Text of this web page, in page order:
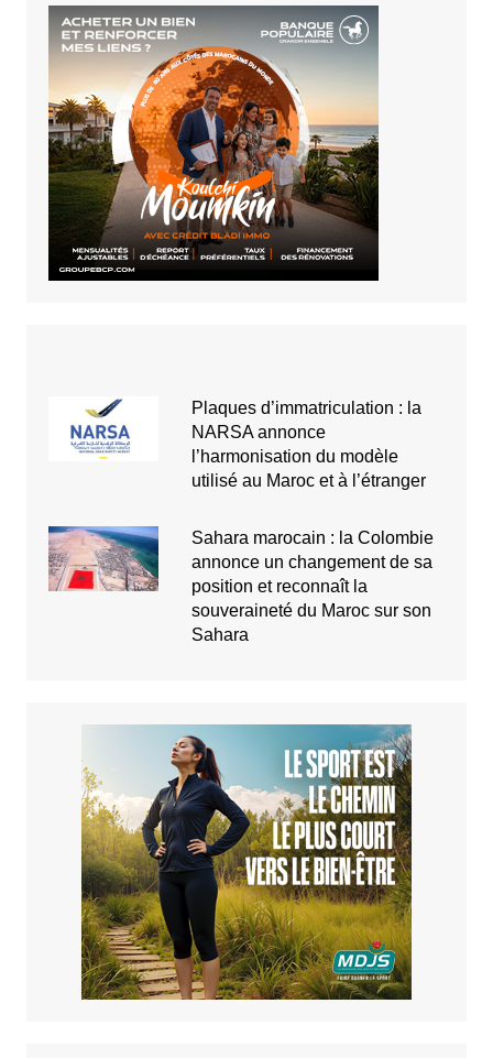
Plaques d’immatriculation : la
NARSA annonce
l’harmonisation du modèle
utilisé au Maroc et à l’étranger
Sahara marocain : la Colombie
annonce un changement de sa
position et reconnaît la
souveraineté du Maroc sur son
Sahara